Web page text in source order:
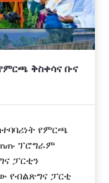
ቅስቀሳና ቡና
የምርጫ
ጠጡ ፕሮግራም
ፓርቲን
የብልጽግና ፓርቲ